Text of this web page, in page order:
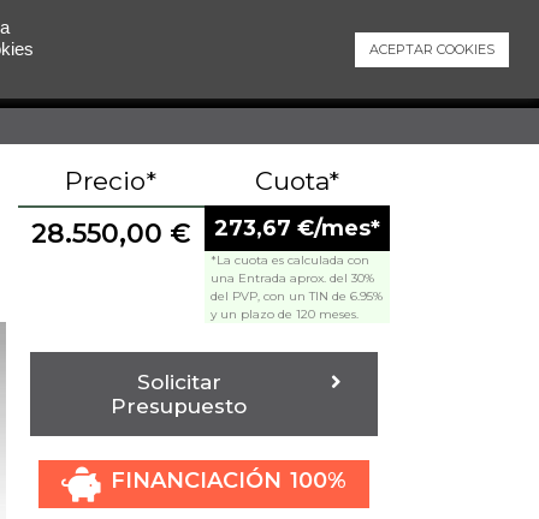
Contacto
Precio*
28.550,00 €
Cuota*
273,67 €/mes*
*La cuota es calculada con
una Entrada aprox. del 30%
del PVP, con un TIN de 6.95%
y un plazo de 120 meses.
Solicitar
Presupuesto
FINANCIACIÓN 100%
ACEPTAR COOKIES